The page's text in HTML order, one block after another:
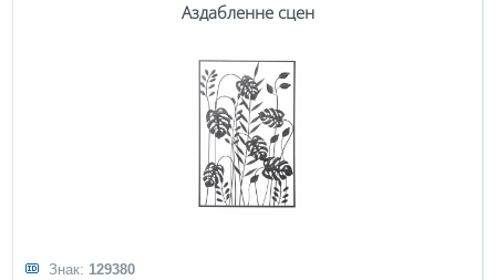
Аздабленне сцен
Знак: 129380